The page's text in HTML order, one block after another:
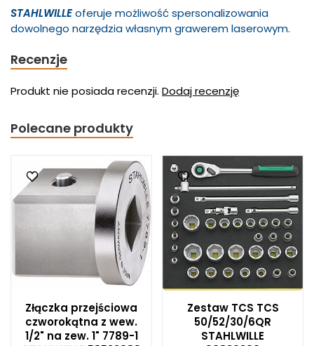
STAHLWILLEoferuje możliwość spersonalizowania
dowolnego narzędzia własnym grawerem laserowym.
Recenzje
Produkt nie posiada recenzji. Dodaj recenzję
Polecane produkty
Złączka przejściowa
czworokątna z wew.
1/2" na zew. 1" 7789-1
Zestaw TCS TCS
50/52/30/6QR
STAHLWILLE